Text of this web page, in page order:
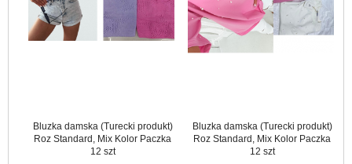
Bluzka damska (Turecki produkt)
Roz Standard, Mix Kolor Paczka
12 szt
Bluzka damska (Turecki produkt)
Roz Standard, Mix Kolor Paczka
12 szt